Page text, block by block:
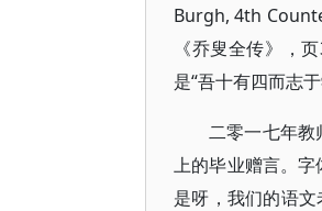
Burgh, 4th
《乔叟全传》，
是“吾十有四而志
二零一七年教
上的毕业赠言。字
是呀，我们的语